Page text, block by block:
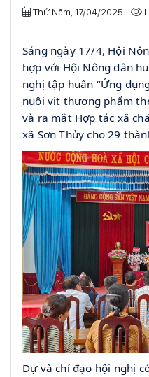
Thứ Năm, 17/04/2025 -
Sáng ngày 17/4, Hội
hợp với Hội Nông dân
nghị tập huấn “Ứng
nuôi vịt thương phẩm
và ra mắt Hợp tác xã
xã Sơn Thủy cho 29
Dự và chỉ đạo hội nghị